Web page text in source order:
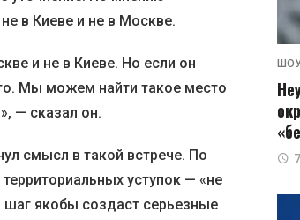
в Киеве и не в Москве.
и не в Киеве. Но если он
Мы можем найти такое место
— сказал он.
смысл в такой встрече. По
уступок — «не
якобы создаст серьезные